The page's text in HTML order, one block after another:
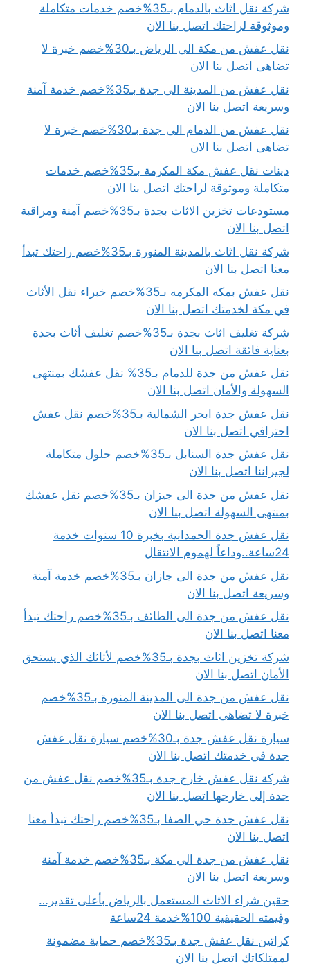
شركة نقل اثاث بالدمام بـ35%خصم خدمات متكاملة
وموثوقة لراحتك اتصل بنا الان
نقل عفش من مكة الى الرياض بـ30%خصم خبرة لا
تضاهى اتصل بنا الان
نقل عفش من المدينة الى جدة بـ35%خصم خدمة آمنة
وسريعة اتصل بنا الان
نقل عفش من الدمام الى جدة بـ30%خصم خبرة لا
تضاهى اتصل بنا الان
دينات نقل عفش مكة المكرمة بـ35%خصم خدمات
متكاملة وموثوقة لراحتك اتصل بنا الان
مستودعات تخزين الاثاث بجدة بـ35%خصم آمنة ومراقبة
اتصل بنا الان
شركة نقل اثاث بالمدينة المنورة بـ35%خصم راحتك تبدأ
معنا اتصل بنا الان
نقل عفش بمكه المكرمه بـ35%خصم خبراء نقل الأثاث
في مكة لخدمتك اتصل بنا الان
شركة تغليف اثاث بجدة بـ35%خصم تغليف أثاث بجدة
بعناية فائقة اتصل بنا الان
نقل عفش من جدة للدمام بـ35% نقل عفشك بمنتهى
السهولة والأمان اتصل بنا الان
نقل عفش جدة ابحر الشمالية بـ35%خصم نقل عفش
احترافي اتصل بنا الان
نقل عفش جدة السنابل بـ35%خصم حلول متكاملة
لجيراننا اتصل بنا الان
نقل عفش من جدة الى جيزان بـ35%خصم نقل عفشك
بمنتهى السهولة اتصل بنا الان
نقل عفش جدة الحمدانية بخبرة 10 سنوات خدمة
24ساعة..وداعاً لهموم الانتقال
نقل عفش من جدة الى جازان بـ35%خصم خدمة آمنة
وسريعة اتصل بنا الان
نقل عفش من جدة الى الطائف بـ35%خصم راحتك تبدأ
معنا اتصل بنا الان
شركة تخزين اثاث بجدة بـ35%خصم لأثاثك الذي يستحق
الأمان اتصل بنا الان
نقل عفش من جدة الى المدينة المنورة بـ35%خصم
خبرة لا تضاهى اتصل بنا الان
سيارة نقل عفش جدة بـ30%خصم سيارة نقل عفش
جدة في خدمتك اتصل بنا الان
شركة نقل عفش خارج جدة بـ35%خصم نقل عفش من
جدة إلى خارجها اتصل بنا الان
نقل عفش جدة حي الصفا بـ35%خصم راحتك تبدأ معنا
اتصل بنا الان
نقل عفش من جدة الي مكة بـ35%خصم خدمة آمنة
وسريعة اتصل بنا الان
حقين شراء الاثاث المستعمل بالرياض بأعلى تقدير…
وقيمته الحقيقية 100%خدمة 24ساعة
كراتين نقل عفش جدة بـ35%خصم حماية مضمونة
لممتلكاتك اتصل بنا الان